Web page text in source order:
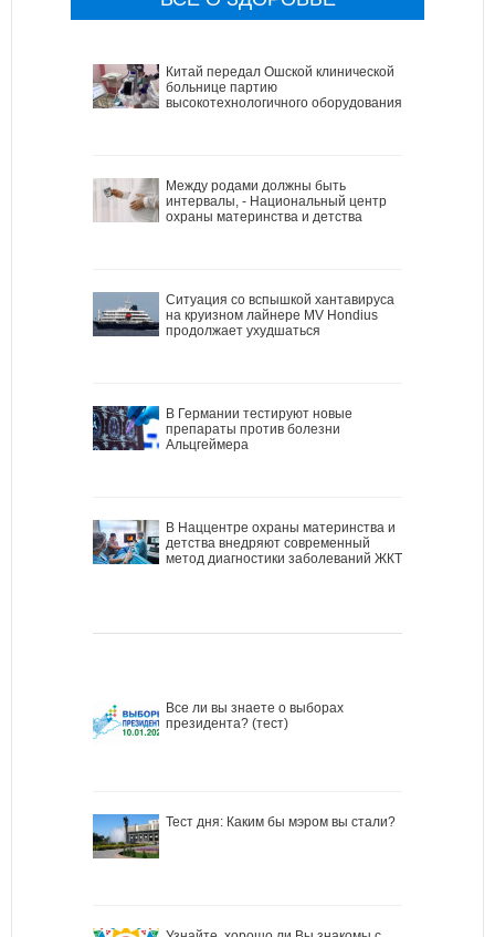
Китай передал Ошской клинической
больнице партию
высокотехнологичного оборудования
Между родами должны быть
интервалы, - Национальный центр
охраны материнства и детства
Ситуация со вспышкой хантавируса
на круизном лайнере MV Hondius
продолжает ухудшаться
В Германии тестируют новые
препараты против болезни
Альцгеймера
В Наццентре охраны материнства и
детства внедряют современный
метод диагностики заболеваний ЖКТ
Все ли вы знаете о выборах
президента? (тест)
Тест дня: Каким бы мэром вы стали?